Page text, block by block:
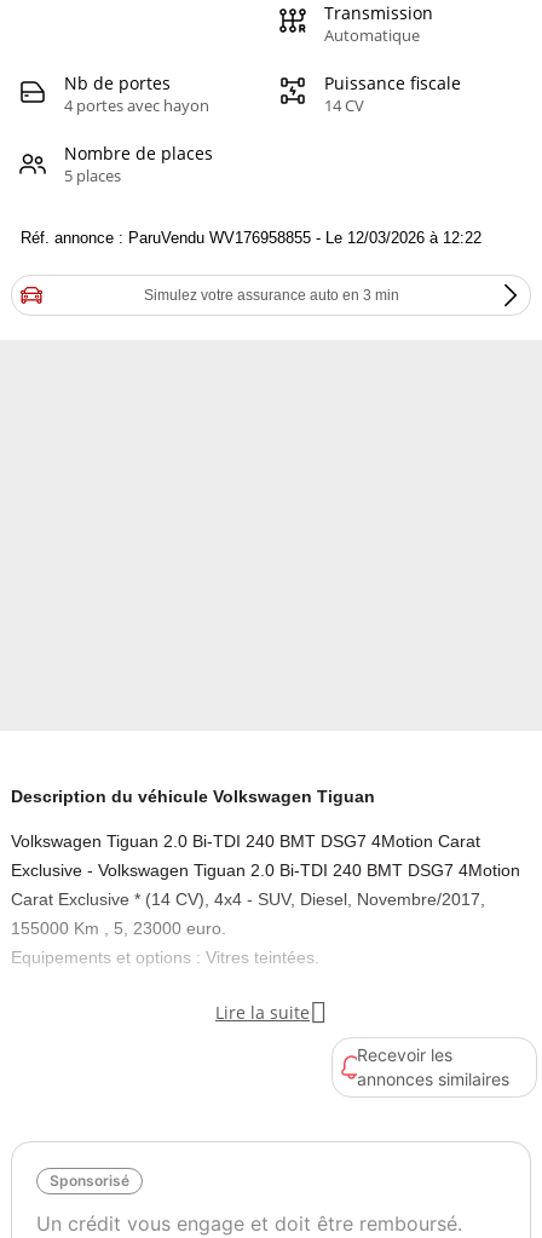
Transmission
Automatique
Nb de portes
4 portes avec hayon
Puissance fiscale
14 CV
Nombre de places
5 places
Réf. annonce : ParuVendu WV176958855 - Le 12/03/2026 à 12:22
Simulez votre assurance auto en 3 min
Description du véhicule Volkswagen Tiguan
Volkswagen Tiguan 2.0 Bi-TDI 240 BMT DSG7 4Motion Carat
Exclusive - Volkswagen Tiguan 2.0 Bi-TDI 240 BMT DSG7 4Motion
Carat Exclusive * (14 CV), 4x4 - SUV, Diesel, Novembre/2017,
155000 Km , 5, 23000 euro.
Equipements et options : Vitres teintées.
Puissance réelle
240
Lire la suite 
Recevoir les
annonces similaires
Sponsorisé
Un crédit vous engage et doit être remboursé.